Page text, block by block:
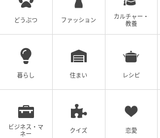
どうぶつ ファッション
カルチャー・
教養
暮らし 住まい レシピ
ビジネス・マ
ネー
クイズ 恋愛